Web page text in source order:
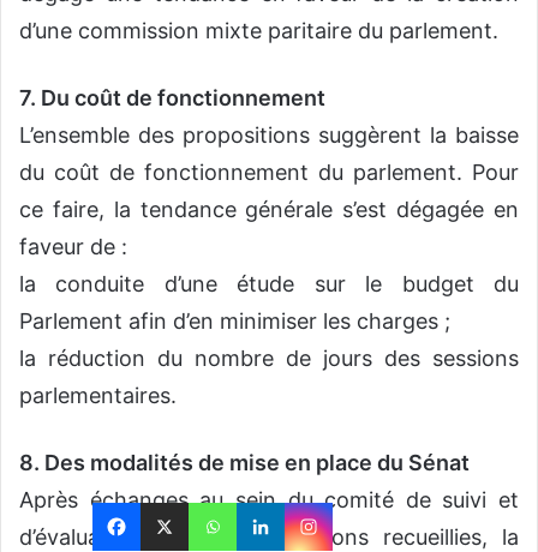
d’une commission mixte paritaire du parlement.
7. Du coût de fonctionnement
L’ensemble des propositions suggèrent la baisse
du coût de fonctionnement du parlement. Pour
ce faire, la tendance générale s’est dégagée en
faveur de :
la conduite d’une étude sur le budget du
Parlement afin d’en minimiser les charges ;
la réduction du nombre de jours des sessions
parlementaires.
8. Des modalités de mise en place du Sénat
Après échanges au sein du comité de suivi et
d’évaluation sur les propositions recueillies, la